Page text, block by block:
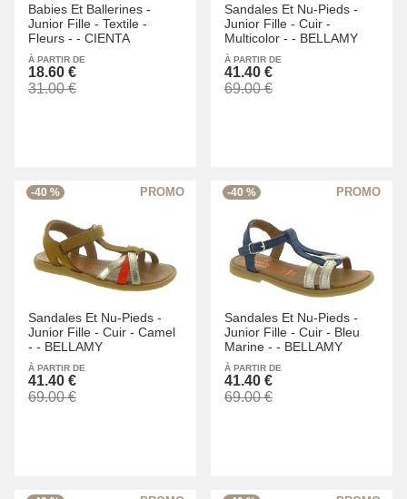
Babies Et Ballerines -
Junior Fille - Textile -
Fleurs - - CIENTA
À PARTIR DE
18.60 €
31.00 €
Sandales Et Nu-Pieds -
Junior Fille - Cuir -
Multicolor - - BELLAMY
À PARTIR DE
41.40 €
69.00 €
-40 %
Sandales Et Nu-Pieds -
Junior Fille - Cuir - Camel
- - BELLAMY
À PARTIR DE
41.40 €
69.00 €
-40 %
Sandales Et Nu-Pieds -
Junior Fille - Cuir - Bleu
Marine - - BELLAMY
À PARTIR DE
41.40 €
69.00 €